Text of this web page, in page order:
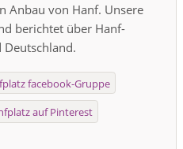
Anbau von Hanf. Unsere
berichtet über Hanf-
facebook-Gruppe
auf Pinterest